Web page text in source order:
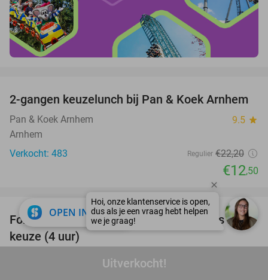
Uitverkocht!
44%
2-gangen keuzelunch bij Pan & Koek Arnhem
Pan & Koek Arnhem 9.5 star
Arnhem
Verkocht: 483
Regulier €22,20
€12,50
50%
Forelvissen + materiaal + 2 consumpties naar
keuze (4 uur)
Breukink Forellenvijver
OPEN IN APP close